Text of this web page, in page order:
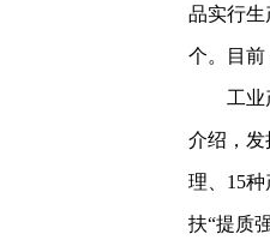
品实行生
个。目前
工
介绍，发
理、15
扶“提质